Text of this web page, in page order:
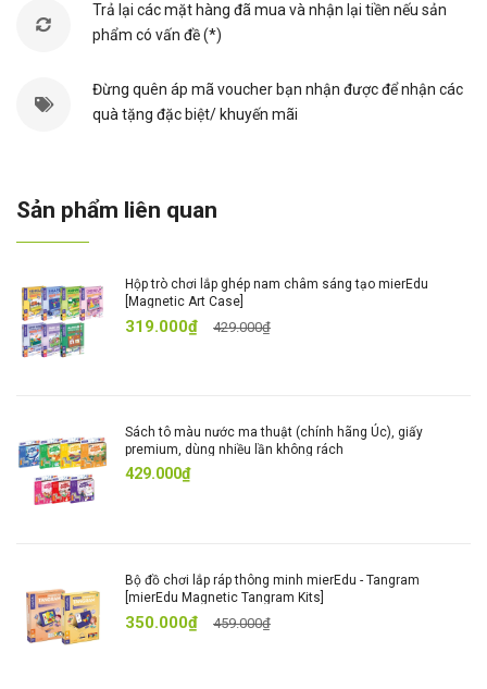
hình ảnh thông qua từng trang sách – từ đó phát triển
khả năng thẩm mỹ và tư duy thị giác.
Tập trung và thư giãn
Hoạt động tô màu giúp trẻ rèn luyện sự kiên nhẫn,
Trọn bộ trải nghiệm nghệ thuật tiện lợi
Với đầy đủ cọ vẽ, bảng màu và sách tranh, sản phẩm
không cần chuẩn bị thêm vật dụng khác.
Về thương hiệu mierEdu
với các sản phẩm sáng tạo như bộ xếp hình, đồ thủ
công, bảng vẽ, và sách nghệ thuật. Tất cả đều được thiết
kế nhằm nuôi dưỡng khả năng tư duy độc lập, sáng tạo
Trả lại các mặt hàng đã mua và nhận lại tiền nếu sản
phẩm có vấn đề (*)
Đừng quên áp mã voucher bạn nhận được để nhận các
quà tặng đặc biệt/ khuyến mãi
Sản phẩm liên quan
Hộp trò chơi lắp ghép nam châm sáng tạo mierEdu
[Magnetic Art Case]
319.000₫ 429.000₫
Sách tô màu nước ma thuật (chính hãng Úc), giấy
premium, dùng nhiều lần không rách
429.000₫
Bộ đồ chơi lắp ráp thông minh mierEdu - Tangram
[mierEdu Magnetic Tangram Kits]
350.000₫ 459.000₫